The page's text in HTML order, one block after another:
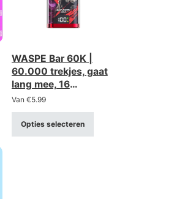
WASPE Bar 60K |
60.000 trekjes, gaat
lang mee, 16
varianten,
wegwerpvape in bulk
Van €5.99
Opties selecteren